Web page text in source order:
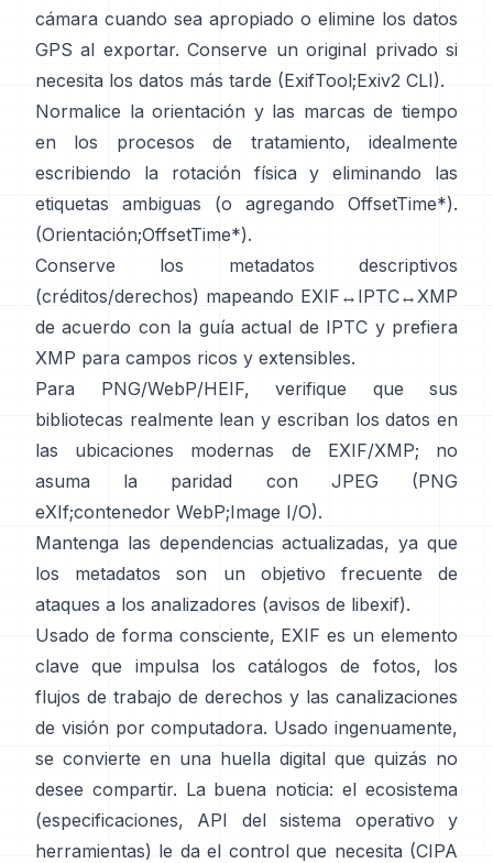
cámara cuando sea apropiado o elimine los datos
GPS al exportar. Conserve un original privado si
necesita los datos más tarde (ExifTool;Exiv2 CLI).
Normalice la orientación y las marcas de tiempo
en los procesos de tratamiento, idealmente
escribiendo la rotación física y eliminando las
etiquetas ambiguas (o agregando OffsetTime*).
(Orientación;OffsetTime*).
Conserve los metadatos descriptivos
(créditos/derechos) mapeando EXIF↔IPTC↔XMP
de acuerdo con la guía actual de IPTC y prefiera
XMP para campos ricos y extensibles.
Para PNG/WebP/HEIF, verifique que sus
bibliotecas realmente lean y escriban los datos en
las ubicaciones modernas de EXIF/XMP; no
asuma la paridad con JPEG (PNG
eXIf;contenedor WebP;Image I/O).
Mantenga las dependencias actualizadas, ya que
los metadatos son un objetivo frecuente de
ataques a los analizadores (avisos de libexif).
Usado de forma consciente, EXIF es un elemento
clave que impulsa los catálogos de fotos, los
flujos de trabajo de derechos y las canalizaciones
de visión por computadora. Usado ingenuamente,
se convierte en una huella digital que quizás no
desee compartir. La buena noticia: el ecosistema
(especificaciones, API del sistema operativo y
herramientas) le da el control que necesita (CIPA